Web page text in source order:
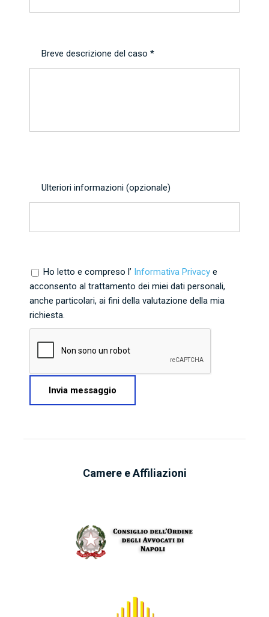
Breve descrizione del caso *
Ulteriori informazioni (opzionale)
Ho letto e compreso l’ Informativa Privacy e
acconsento al trattamento dei miei dati personali,
anche particolari, ai fini della valutazione della mia
richiesta.
Camere e Affiliazioni